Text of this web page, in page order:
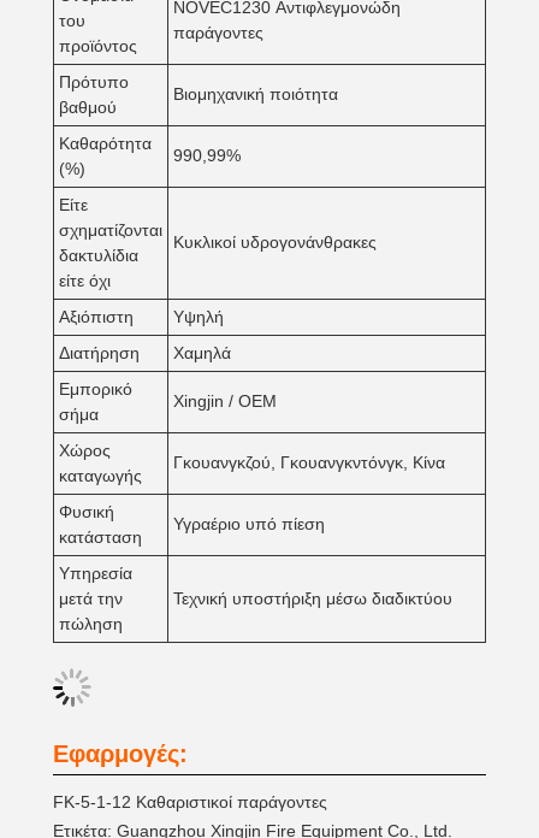
του
προϊόντος
NOVEC1230 Αντιφλεγμονώδη
παράγοντες
Πρότυπο
βαθμού
Βιομηχανική ποιότητα
Καθαρότητα
(%)
990,99%
Είτε
σχηματίζονται
δακτυλίδια
είτε όχι
Κυκλικοί υδρογονάνθρακες
Αξιόπιστη
Υψηλή
Διατήρηση
Χαμηλά
Εμπορικό
σήμα
Xingjin / OEM
Χώρος
καταγωγής
Γκουανγκζού, Γκουανγκντόνγκ, Κίνα
Φυσική
κατάσταση
Υγραέριο υπό πίεση
Υπηρεσία
μετά την
πώληση
Τεχνική υποστήριξη μέσω διαδικτύου
Εφαρμογές:
FK-5-1-12 Καθαριστικοί παράγοντες
Ετικέτα: Guangzhou Xingjin Fire Equipment Co., Ltd.